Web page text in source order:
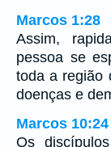
Marcos 1:28
Assim,
pessoa se
toda a região
doenças e
Marcos 10:24
Os